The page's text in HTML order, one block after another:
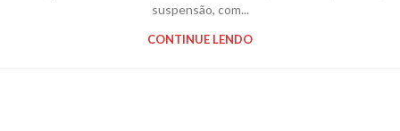
suspensão, com...
CONTINUE LENDO